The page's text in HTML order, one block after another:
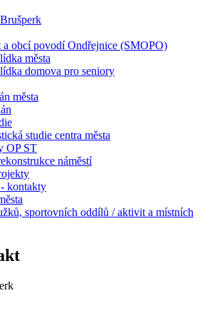
a obcí povodí Ondřejnice (SMOPO)
města
domova pro seniory
města
studie centra města
OP ST
náměstí
kontakty
sportovních oddílů / aktivit a místních